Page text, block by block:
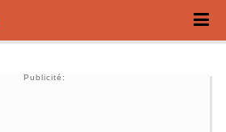
Publicité: